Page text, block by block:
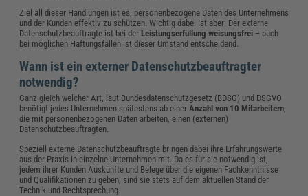
Ziel all dieser Handlungen ist es, personenbezogene Daten des Unternehmens
und der Kunden effektiv zu schützen. Wichtig dabei ist aber: Der externe
Datenschutzbeauftragte ist bei der Leistungserfüllung weisungsfrei – auch
bei möglichen Haftungsfällen ist dieser Umstand entscheidend.
Wann ist ein externer Datenschutzbeauftragter
notwendig?
Ganz gleich welcher Art, laut Bundesdatenschutzgesetz (BDSG) und DSGVO
benötigt jedes Unternehmen spätestens ab einerAnzahl von 10 Mitarbeitern
die mit personenbezogenen Daten arbeiten, einen (externen)
Datenschutzbeauftragten.
Speziell externe Datenschutzbeauftragte bringen dabei ihre Erfahrungswerte
aus der Praxis in einzelne Unternehmen mit. Da es für sie notwendig ist,
jedem ihrer Kunden Auskünfte und Belege über die eigenen Fachkenntnisse
und Qualifikationen zu geben, sind sie stets auf dem aktuellen Stand der
Technik und Rechtsprechung.